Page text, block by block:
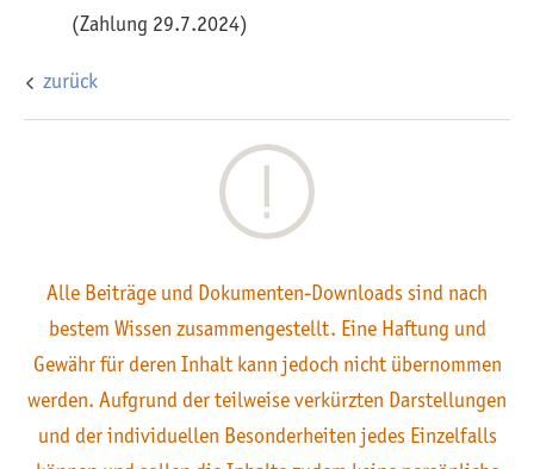
(Zahlung 29.7.2024)
zurück
Alle Beiträge und Dokumenten-Downloads sind nach
bestem Wissen zusammengestellt. Eine Haftung und
Gewähr für deren Inhalt kann jedoch nicht übernommen
werden. Aufgrund der teilweise verkürzten Darstellungen
und der individuellen Besonderheiten jedes Einzelfalls